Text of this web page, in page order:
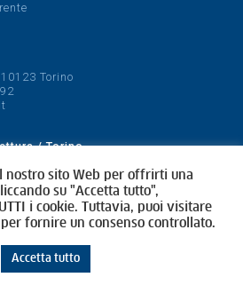
Torino
/ Torino
nostro sito Web per offrirti una
su "Accetta tutto",
i cookie. Tuttavia, puoi visitare
fornire un consenso controllato.
Accetta tutto